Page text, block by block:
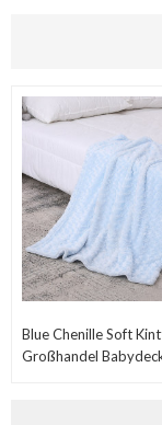
Blue Chenille Soft
Großhandel